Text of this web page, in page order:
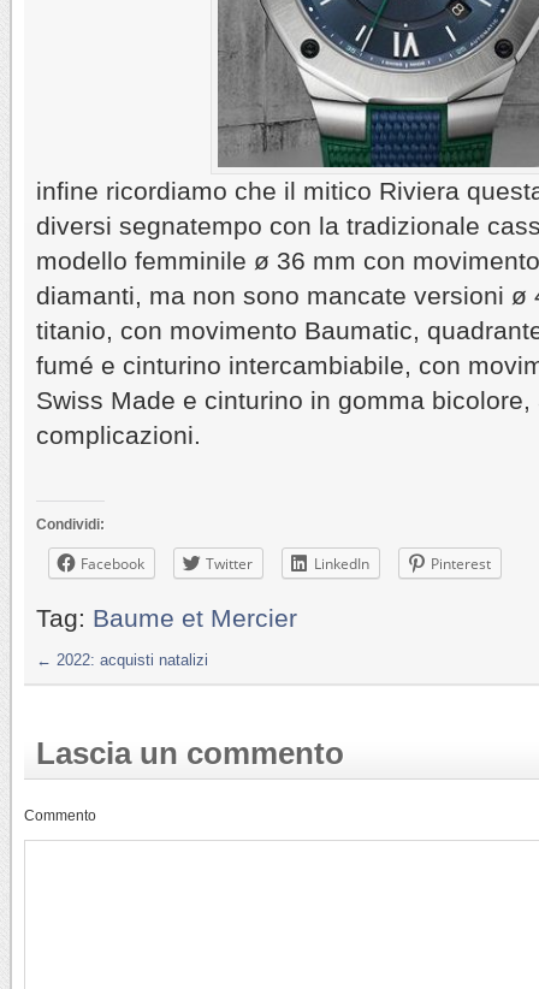
infine ricordiamo che il mitico Riviera
diversi segnatempo con la tradizionale
modello femminile ø 36 mm con
diamanti, ma non sono mancate versioni ø
titanio, con movimento Baumatic,
fumé e cinturino intercambiabile, con
Swiss Made e cinturino in gomma
complicazioni.
Condividi:
Facebook Twitter LinkedIn Pinterest
Tag: Baume et Mercier
← 2022: acquisti natalizi
Lascia un commento
Commento